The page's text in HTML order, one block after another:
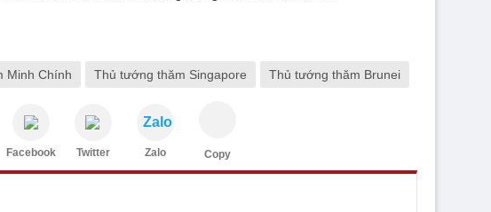
Minh Chính Thủ tướng thăm Singapore Thủ tướng thăm Brunei
Facebook Twitter
Zalo
Zalo Copy